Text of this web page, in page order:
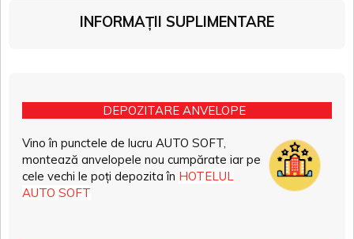
INFORMAȚII SUPLIMENTARE
DEPOZITARE ANVELOPE
Vino în punctele de lucru AUTO SOFT,
montează anvelopele nou cumpărate iar pe
cele vechi le poți depozita în HOTELUL
AUTO SOFT